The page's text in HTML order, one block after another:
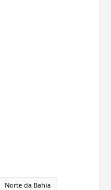
Norte da Bahia